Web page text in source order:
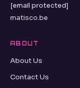
[email protected]
matisco.be
ABOUT
About Us
Contact Us